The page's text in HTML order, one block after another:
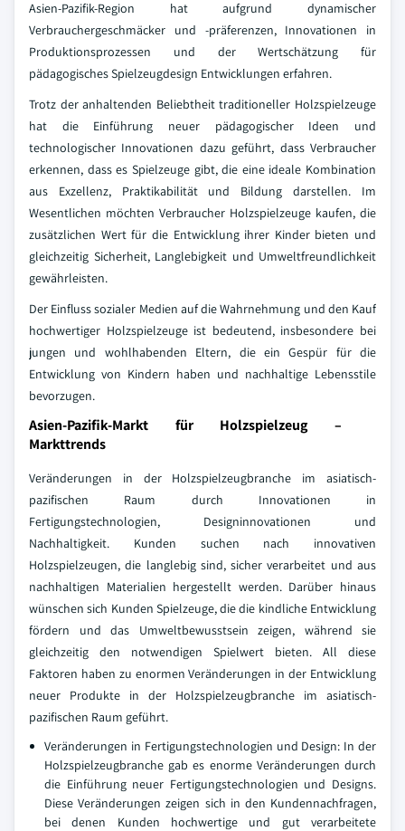
Asien-Pazifik-Region hat aufgrund dynamischer
Verbrauchergeschmäcker und -präferenzen, Innovationen in
Produktionsprozessen und der Wertschätzung für
pädagogisches Spielzeugdesign Entwicklungen erfahren.
Trotz der anhaltenden Beliebtheit traditioneller Holzspielzeuge
hat die Einführung neuer pädagogischer Ideen und
technologischer Innovationen dazu geführt, dass Verbraucher
erkennen, dass es Spielzeuge gibt, die eine ideale Kombination
aus Exzellenz, Praktikabilität und Bildung darstellen. Im
Wesentlichen möchten Verbraucher Holzspielzeuge kaufen, die
zusätzlichen Wert für die Entwicklung ihrer Kinder bieten und
gleichzeitig Sicherheit, Langlebigkeit und Umweltfreundlichkeit
gewährleisten.
Der Einfluss sozialer Medien auf die Wahrnehmung und den Kauf
hochwertiger Holzspielzeuge ist bedeutend, insbesondere bei
jungen und wohlhabenden Eltern, die ein Gespür für die
Entwicklung von Kindern haben und nachhaltige Lebensstile
bevorzugen.
Asien-Pazifik-Markt für Holzspielzeug –
Markttrends
Veränderungen in der Holzspielzeugbranche im asiatisch-
pazifischen Raum durch Innovationen in
Fertigungstechnologien, Designinnovationen und
Nachhaltigkeit. Kunden suchen nach innovativen
Holzspielzeugen, die langlebig sind, sicher verarbeitet und aus
nachhaltigen Materialien hergestellt werden. Darüber hinaus
wünschen sich Kunden Spielzeuge, die die kindliche Entwicklung
fördern und das Umweltbewusstsein zeigen, während sie
gleichzeitig den notwendigen Spielwert bieten. All diese
Faktoren haben zu enormen Veränderungen in der Entwicklung
neuer Produkte in der Holzspielzeugbranche im asiatisch-
pazifischen Raum geführt.
Veränderungen in Fertigungstechnologien und Design: In der
Holzspielzeugbranche gab es enorme Veränderungen durch
die Einführung neuer Fertigungstechnologien und Designs.
Diese Veränderungen zeigen sich in den Kundennachfragen,
bei denen Kunden hochwertige und gut verarbeitete